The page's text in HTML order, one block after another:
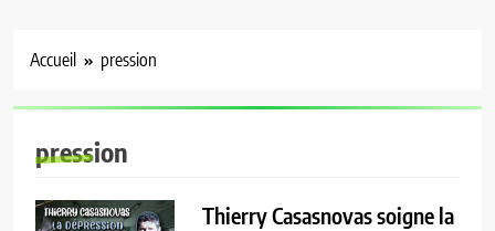
Accueil pression
pression
Thierry Casasnovas soigne la